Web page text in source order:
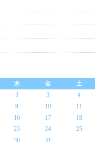
木 金
土
2 3
4
9 10
11
16 17
18
23 24
25
30 31